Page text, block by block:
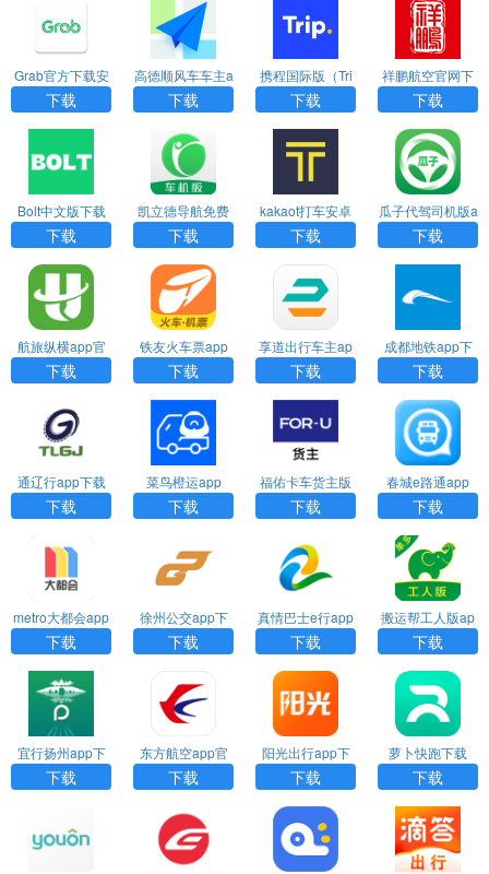
Grab官方下载安
卓版app
下载
高德顺风车车主a
pp官方版最新版
下载
携程国际版（Tri
p.com）app
下载
祥鹏航空官网下
载app
下载
Bolt中文版下载
下载
凯立德导航免费
车机版2024最新
版
下载
kakaot打车安卓
下载
下载
瓜子代驾司机版a
pp下载
下载
航旅纵横app官
方下载
下载
铁友火车票app
下载
下载
享道出行车主ap
p下载最新版
下载
成都地铁app下
载
下载
通辽行app下载
公交车
下载
菜鸟橙运app
下载
福佑卡车货主版
下载
下载
春城e路通app
下载
metro大都会app
官方下载
下载
徐州公交app下
载安装
下载
真情巴士e行app
下载
下载
搬运帮工人版ap
p
下载
宜行扬州app下
载
下载
东方航空app官
网下载
下载
阳光出行app下
载
下载
萝卜快跑下载
下载